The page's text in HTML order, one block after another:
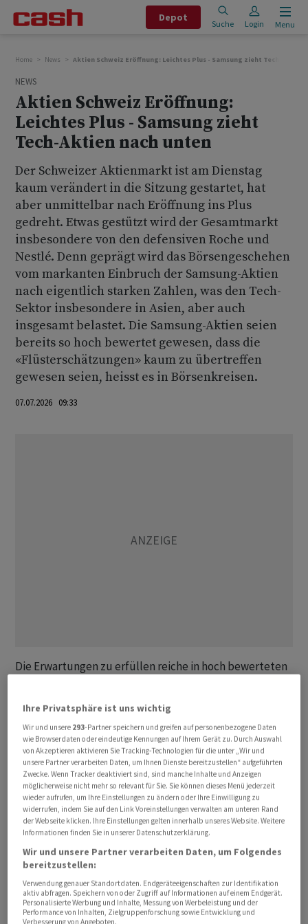
Depot
Suche Login Menu
Home News Aktien Schweiz Eröffnung: Leichtes Plus - Samsung zieht Tech-Aktien
NEWS
Aktien Schweiz Eröffnung:
Leichtes Plus - Samsung zieht
Tech-Aktien nach unten
Der Schweizer Aktienmarkt ist am Dienstag
kaum verändert in die Sitzung gestartet, hat
aber unmittelbar nach Eröffnung ins Plus
gedreht. Etwas gestützt wird der Gesamtmarkt
insbesondere von den defensiven Roche und
Nestlé. Denn geprägt wird das Börsengeschehen
vom markanten Einbruch der Samsung-Aktien
nach eigentlich starken Zahlen, was den Tech-
Sektor insbesondere in Asien, aber auch
insgesamt belastet. Die Samsung-Aktien seien
bereits so hoch bewertet gewesen, dass die
«Flüsterschätzungen» kaum zu übertreffen
gewesen seien, heisst es in Börsenkreisen.
07.07.2026 09:33
Die Erwartungen zu erfüllen reiche in hoch bewerteten
Ozkardeskaya von Swissquote in einem Kommentar.
Vielmehr müssten auch die hinter vorgehaltener Hand
geäusserten Schätzungen übertroffen werden. Und
dies sei eines der klassisches Zeichen für Bullen-Märkte
im Endstadium.
Geopolitisch wird die Lage am Morgen von der Meldung
neuer Angriffe Irans auf Tanker in der Strasse von
Hormus geprägt. So hat sich der Preis für ein Fass Öl der
Sorte Brent über die vergangenen Stunden wieder
Richtung 73 US-Dollar nach oben entwickelt.
Ausserdem beginnt am Berichtstag der Nato-Gipfel in
der Türkei, der für Aufmerksamkeit sorgen dürfte.
Ihre Privatsphäre ist uns wichtig
Wir und unsere 293-Partner speichern und greifen auf personenbezogene Daten
wie Browserdaten oder eindeutige Kennungen auf Ihrem Gerät zu. Durch Auswahl
von Akzeptieren aktivieren Sie Tracking-Technologien für die unter „Wir und
unsere Partner verarbeiten Daten, um Ihnen Dienste bereitzustellen“ aufgeführten
Zwecke. Wenn Tracker deaktiviert sind, sind manche Inhalte und Anzeigen
möglicherweise nicht mehr so relevant für Sie. Sie können dieses Menü jederzeit
wieder aufrufen, um Ihre Einstellungen zu ändern oder Ihre Einwilligung zu
widerrufen, indem Sie auf den Link Voreinstellungen verwalten am unteren Rand
der Webseite klicken. Ihre Einstellungen gelten innerhalb unseres Website. Weitere
Informationen finden Sie in unserer Datenschutzerklärung.
Wir und unsere Partner verarbeiten Daten, um Folgendes
bereitzustellen:
Verwendung genauer Standortdaten. Endgeräteeigenschaften zur Identifikation
aktiv abfragen. Speichern von oder Zugriff auf Informationen auf einem Endgerät.
Personalisierte Werbung und Inhalte, Messung von Werbeleistung und der
Performance von Inhalten, Zielgruppenforschung sowie Entwicklung und
Verbesserung von Angeboten.